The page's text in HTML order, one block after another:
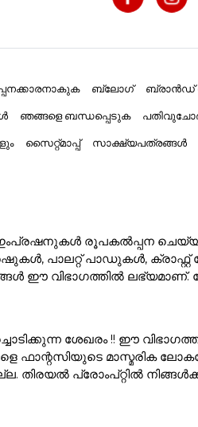
ബ്ലോഗ് ബ്രാൻഡ്
ഞങ്ങളെ ബന്ധപ്പെടുക
സൈറ്റ്മാപ്പ് സാക്ഷ്യപത്രങ്ങൾ
ഇംപ്രഷനുകൾ രൂപകൽപ്പന
പാലറ്റ് പാഡുകൾ,
ഈ വിഭാഗത്തിൽ
ശേഖരം !! ഈ
ഫാന്റസിയുടെ മാസ്മരിക
പ്രോംപ്റ്റിൽ നിങ്ങൾക്ക്